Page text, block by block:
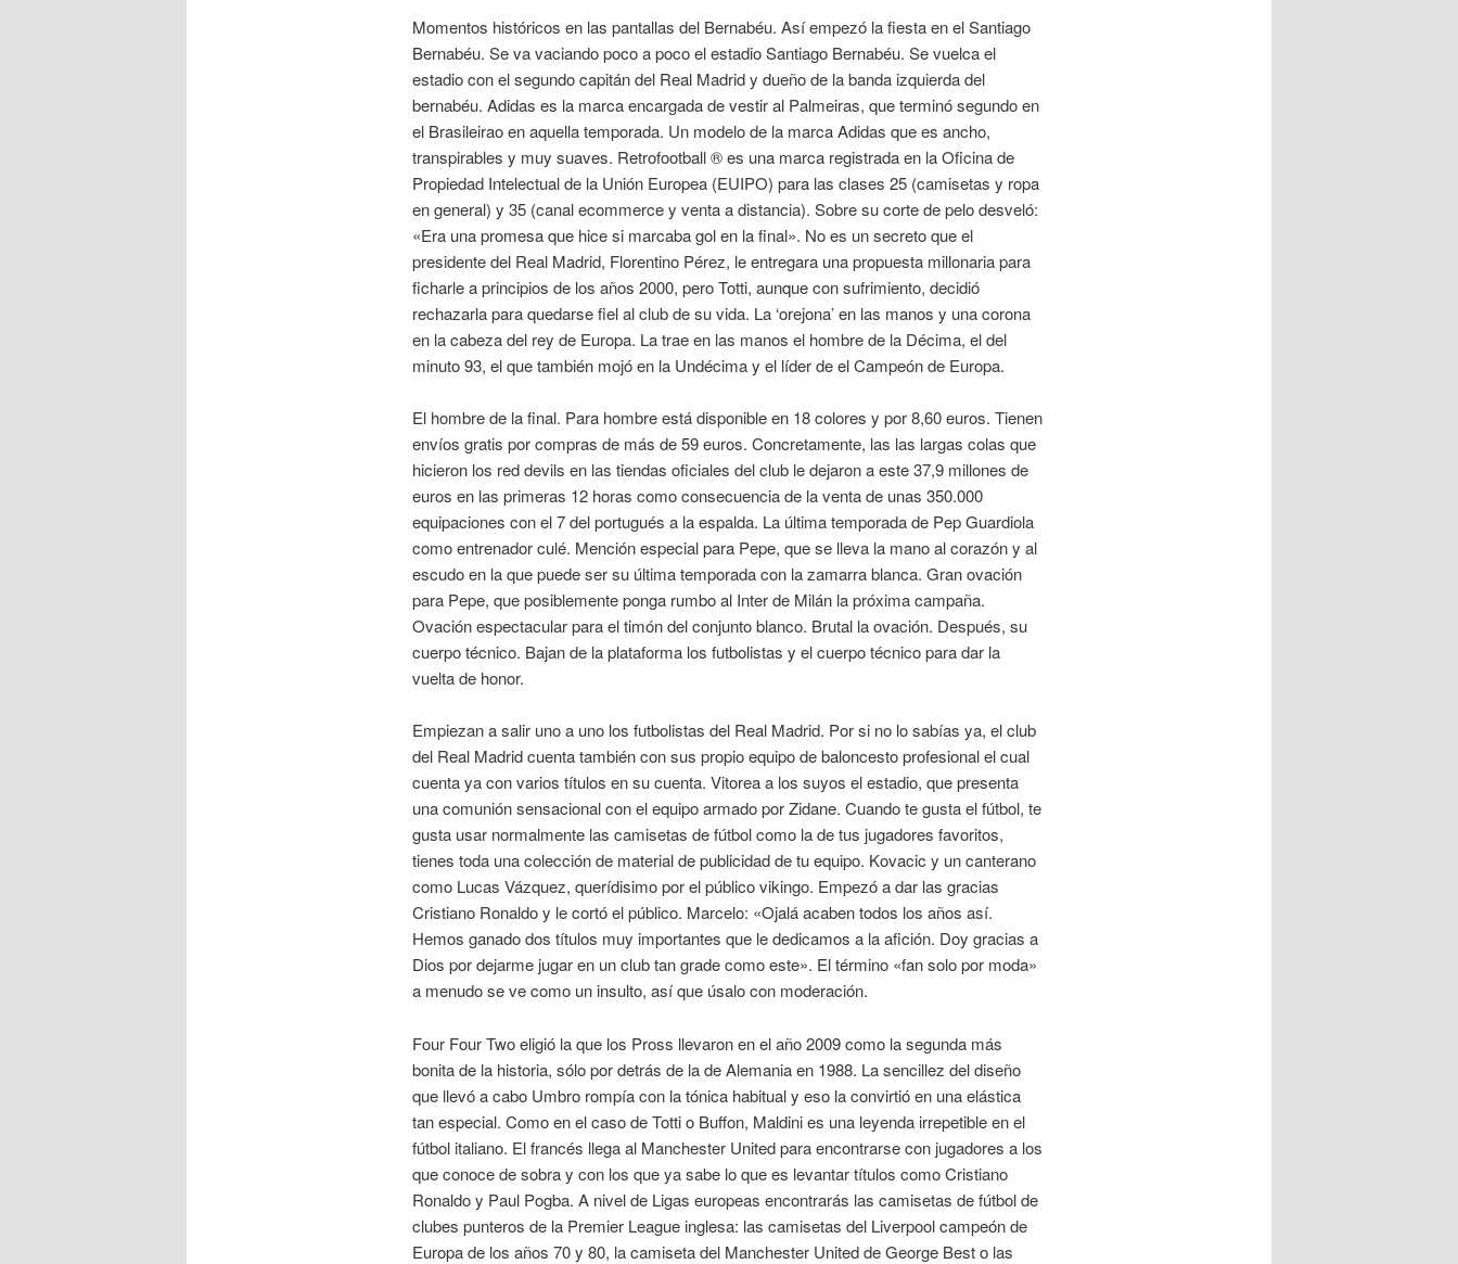
Momentos históricos en las pantallas del Bernabéu. Así empezó la fiesta en el Santiago
Bernabéu. Se va vaciando poco a poco el estadio Santiago Bernabéu. Se vuelca el
estadio con el segundo capitán del Real Madrid y dueño de la banda izquierda del
bernabéu. Adidas es la marca encargada de vestir al Palmeiras, que terminó segundo en
el Brasileirao en aquella temporada. Un modelo de la marca Adidas que es ancho,
transpirables y muy suaves. Retrofootball ® es una marca registrada en la Oficina de
Propiedad Intelectual de la Unión Europea (EUIPO) para las clases 25 (camisetas y ropa
en general) y 35 (canal ecommerce y venta a distancia). Sobre su corte de pelo desveló:
«Era una promesa que hice si marcaba gol en la final». No es un secreto que el
presidente del Real Madrid, Florentino Pérez, le entregara una propuesta millonaria para
ficharle a principios de los años 2000, pero Totti, aunque con sufrimiento, decidió
rechazarla para quedarse fiel al club de su vida. La ‘orejona’ en las manos y una corona
en la cabeza del rey de Europa. La trae en las manos el hombre de la Décima, el del
minuto 93, el que también mojó en la Undécima y el líder de el Campeón de Europa.
El hombre de la final. Para hombre está disponible en 18 colores y por 8,60 euros. Tienen
envíos gratis por compras de más de 59 euros. Concretamente, las las largas colas que
hicieron los red devils en las tiendas oficiales del club le dejaron a este 37,9 millones de
euros en las primeras 12 horas como consecuencia de la venta de unas 350.000
equipaciones con el 7 del portugués a la espalda. La última temporada de Pep Guardiola
como entrenador culé. Mención especial para Pepe, que se lleva la mano al corazón y al
escudo en la que puede ser su última temporada con la zamarra blanca. Gran ovación
para Pepe, que posiblemente ponga rumbo al Inter de Milán la próxima campaña.
Ovación espectacular para el timón del conjunto blanco. Brutal la ovación. Después, su
cuerpo técnico. Bajan de la plataforma los futbolistas y el cuerpo técnico para dar la
vuelta de honor.
Empiezan a salir uno a uno los futbolistas del Real Madrid. Por si no lo sabías ya, el club
del Real Madrid cuenta también con sus propio equipo de baloncesto profesional el cual
cuenta ya con varios títulos en su cuenta. Vitorea a los suyos el estadio, que presenta
una comunión sensacional con el equipo armado por Zidane. Cuando te gusta el fútbol, te
gusta usar normalmente las camisetas de fútbol como la de tus jugadores favoritos,
tienes toda una colección de material de publicidad de tu equipo. Kovacic y un canterano
como Lucas Vázquez, querídisimo por el público vikingo. Empezó a dar las gracias
Cristiano Ronaldo y le cortó el público. Marcelo: «Ojalá acaben todos los años así.
Hemos ganado dos títulos muy importantes que le dedicamos a la afición. Doy gracias a
Dios por dejarme jugar en un club tan grade como este». El término «fan solo por moda»
a menudo se ve como un insulto, así que úsalo con moderación.
Four Four Two eligió la que los Pross llevaron en el año 2009 como la segunda más
bonita de la historia, sólo por detrás de la de Alemania en 1988. La sencillez del diseño
que llevó a cabo Umbro rompía con la tónica habitual y eso la convirtió en una elástica
tan especial. Como en el caso de Totti o Buffon, Maldini es una leyenda irrepetible en el
fútbol italiano. El francés llega al Manchester United para encontrarse con jugadores a los
que conoce de sobra y con los que ya sabe lo que es levantar títulos como Cristiano
Ronaldo y Paul Pogba. A nivel de Ligas europeas encontrarás las camisetas de fútbol de
clubes punteros de la Premier League inglesa: las camisetas del Liverpool campeón de
Europa de los años 70 y 80, la camiseta del Manchester United de George Best o las